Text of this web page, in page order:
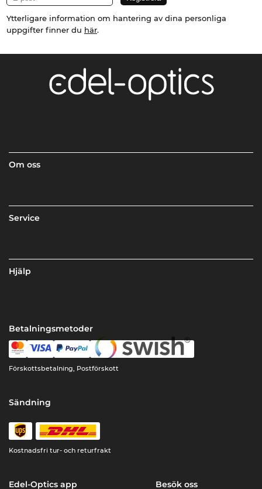
Ytterligare information om hantering av dina personliga
uppgifter finner du här.
Om oss
Service
Hjälp
Betalningsmetoder
Förskottsbetalning, Postförskott
Sändning
Kostnadsfri tur- och returfrakt
Edel-Optics app Besök oss